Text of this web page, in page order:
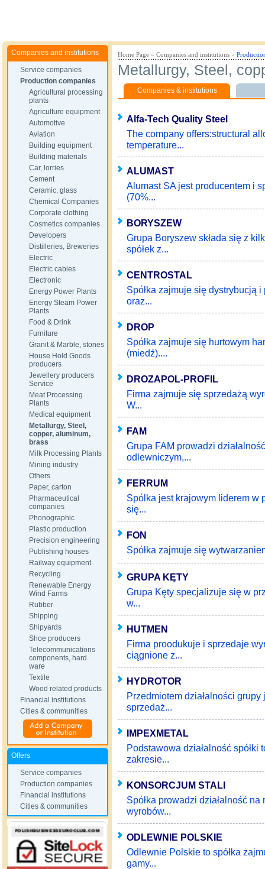
Companies and institutions
Service companies
Production companies
Agricultural processing
plants
Agriculture equipment
Automotive
Aviation
Building equipment
Building materials
Car, lorries
Cement
Ceramic, glass
Chemical Companies
Corporate clothing
Cosmetics companies
Developers
Distilleries, Breweries
Electric
Electric cables
Electronic
Energy Power Plants
Energy Steam Power
Plants
Food & Drink
Furniture
Granit & Marble, stones
House Hold Goods
producers
Jewellery producers
Service
Meat Processing
Plants
Medical equipment
Metallurgy, Steel,
copper, aluminum,
brass
Milk Processing Plants
Mining industry
Others
Paper, carton
Pharmaceutical
companies
Phonographic
Plastic production
Precision engineering
Publishing houses
Railway equipment
Recycling
Renewable Energy
Wind Farms
Rubber
Shipping
Shipyards
Shoe producers
Telecommunications
components, hard
ware
Textile
Wood related products
Financial institutions
Cities & communities
Offers
Service companies
Production companies
Financial institutions
Cities & communities
Home Page » Companies and institutions »
Metallurgy, Steel,
Companies & institutions
Alfa-Tech Quality Steel
The company offers:structural
temperature...
ALUMAST
Alumast SA jest producentem i
(70%...
BORYSZEW
Grupa Boryszew składa się z
spółek z...
CENTROSTAL
Spółka zajmuje się dystrybucją
oraz...
DROP
Spółka zajmuje się hurtowym
(miedź)....
DROZAPOL-PROFIL
Firma zajmuje się sprzedażą
W...
FAM
Grupa FAM prowadzi
odlewniczym,...
FERRUM
Spólka jest krajowym liderem w
się...
FON
Spółka zajmuje się
GRUPA KĘTY
Grupa Kęty specjalizuje się w
w...
HUTMEN
Firma proodukuje i sprzedaje
ciągnione z...
HYDROTOR
Przedmiotem działalności
sprzedaż...
IMPEXMETAL
Podstawowa działalność
zakresie...
KONSORCJUM STALI
Spółka prowadzi działalność
wyrobów...
ODLEWNIE POLSKIE
Odlewnie Polskie to spółka
gamy...